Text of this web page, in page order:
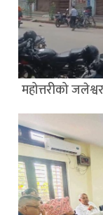
महोत्तरीको